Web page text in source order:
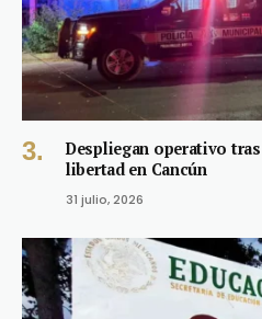
Despliegan operativo
libertad en Cancún
31 julio, 2026